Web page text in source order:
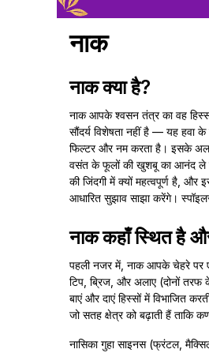
नाक
नाक क्या है?
नाक आपके श्वसन तंत्र का वह
सौंदर्य विशेषता नहीं है — यह हवा के
फिल्टर और नम करता है। इसके
वसंत के फूलों की खुशबू का आनंद ले
की जिंदगी में क्यों महत्वपूर्ण है,
आधारित सुझाव साझा करेंगे।
नाक कहाँ स्थित है
पहली नजर में, नाक आपके चेहरे पर
टिप, ब्रिज, और अलाए (दोनों तरफ
बाएं और दाएं हिस्सों में विभाजित
जो सतह क्षेत्र को बढ़ाती हैं ताकि
नासिका गुहा साइनस (फ्रंटल,